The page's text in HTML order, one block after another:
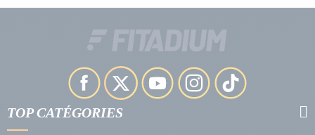
TOP CATÉGORIES